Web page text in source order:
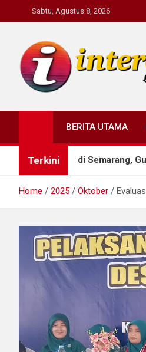
to
Sabtu, Agustus 8, 2026
BERITA UTAMA
Terkini
di Semarang, Gubernur
Home 2025 Oktober